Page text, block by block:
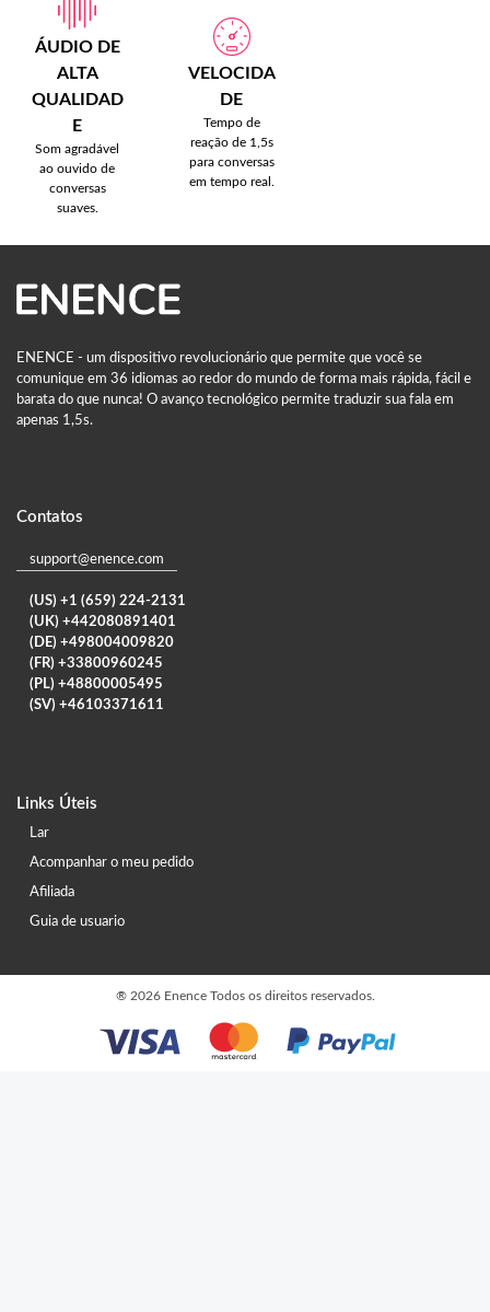
ÁUDIO DE
ALTA
QUALIDAD
E
Som agradável
ao ouvido de
conversas
suaves.
VELOCIDA
DE
Tempo de
reação de 1,5s
para conversas
em tempo real.
ENENCE - um dispositivo revolucionário que permite que você se
comunique em 36 idiomas ao redor do mundo de forma mais rápida, fácil e
barata do que nunca! O avanço tecnológico permite traduzir sua fala em
apenas 1,5s.
Contatos
support@enence.com
(US) +1 (659) 224-2131
(UK) +442080891401
(DE) +498004009820
(FR) +33800960245
(PL) +48800005495
(SV) +46103371611
Links Úteis
Lar
Acompanhar o meu pedido
Afiliada
Guia de usuario
® 2026 Enence Todos os direitos reservados.